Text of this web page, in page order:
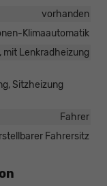
vorhanden
Klimaautomatik
mit Lenkradheizung
Sitzheizung
Fahrer
Fahrersitz